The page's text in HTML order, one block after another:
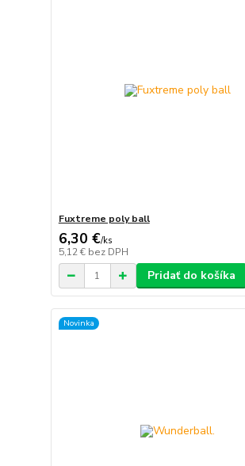
Fuxtreme poly ball
6,30 €/ks
5,12 € bez DPH
Pridať do košíka
Novinka